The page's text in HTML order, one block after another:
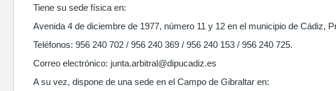
Tiene su sede física en:
Avenida 4 de diciembre de 1977, número 11 y 12 en el municipio de Cádiz,
Teléfonos: 956 240 702 / 956 240 369 / 956 240 153 / 956 240 725.
Correo electrónico: junta.arbitral@dipucadiz.es
A su vez, dispone de una sede en el Campo de Gibraltar en: